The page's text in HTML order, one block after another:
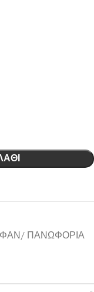
ΠΑΝΩΦΟΡΙΑ